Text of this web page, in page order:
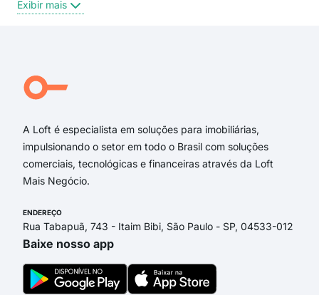
Rua José de Paiva
Rua João Ozolin
Aven Ampelio Gazetta
Exibir mais
A Loft é especialista em soluções para imobiliárias,
impulsionando o setor em todo o Brasil com soluções
comerciais, tecnológicas e financeiras através da Loft
Mais Negócio.
ENDEREÇO
Rua Tabapuã, 743 - Itaim Bibi, São Paulo - SP, 04533-012
Baixe nosso app